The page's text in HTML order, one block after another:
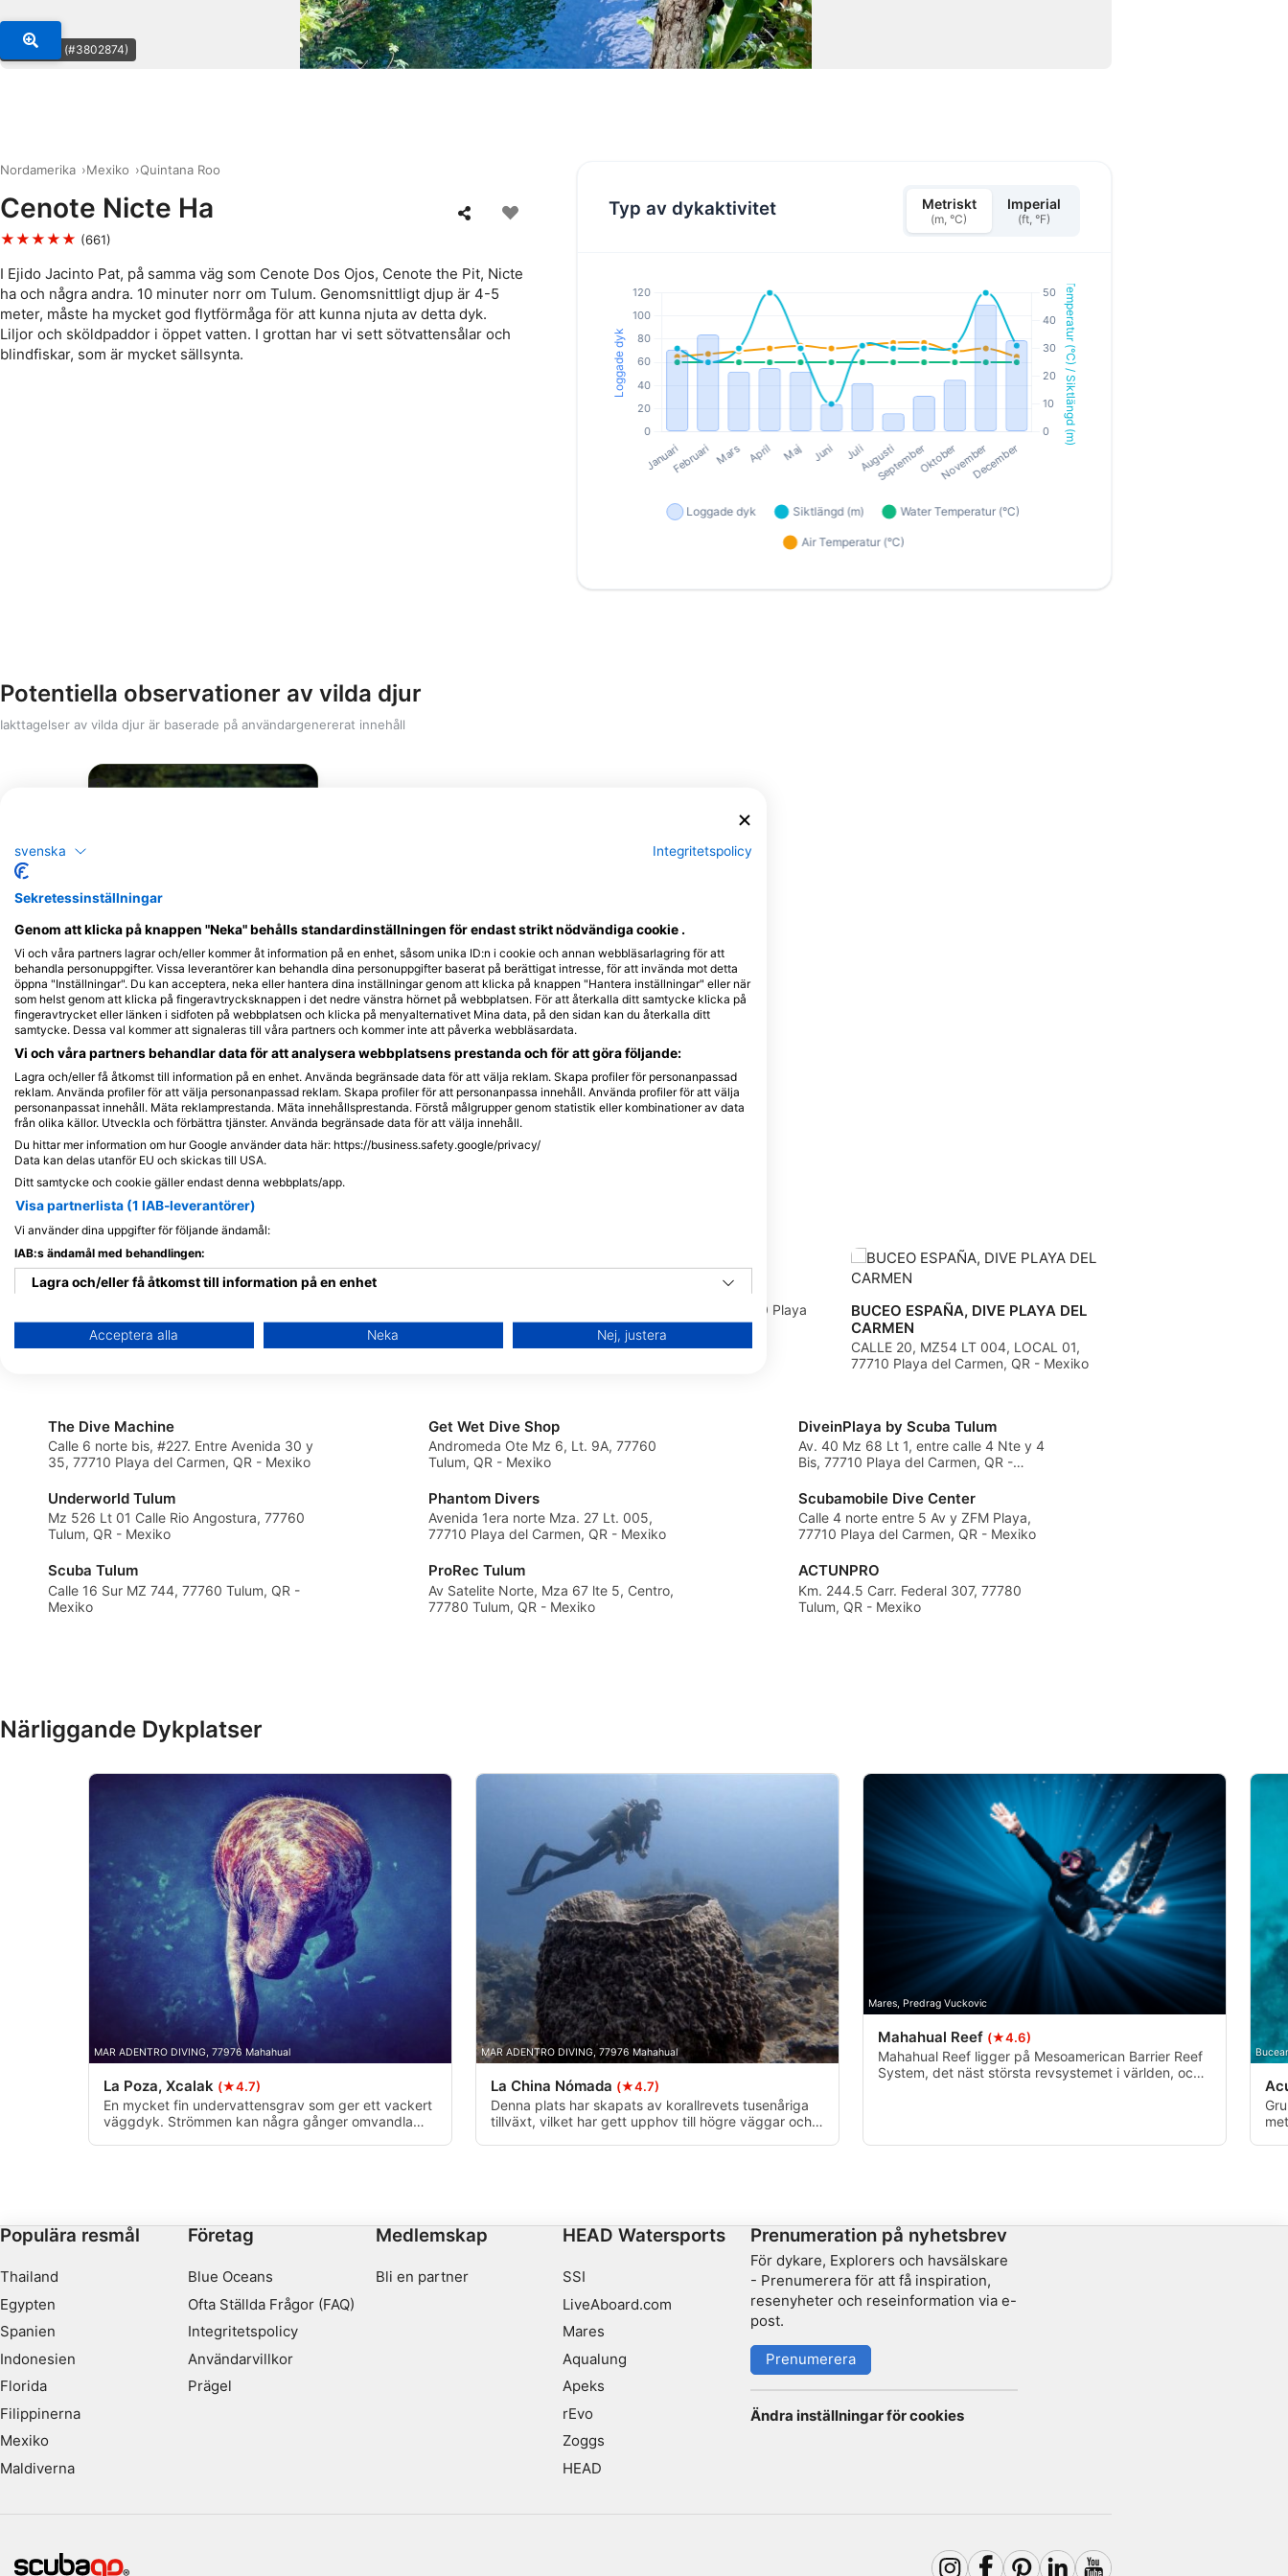
© Alma S. (#3802874)
Nordamerika Mexiko Quintana Roo
Cenote Nicte Ha
★★★★★ (661)
I Ejido Jacinto Pat, på samma väg som Cenote Dos Ojos, Cenote the Pit, Nicte
ha och några andra. 10 minuter norr om Tulum. Genomsnittligt djup är 4-5
meter, måste ha mycket god flytförmåga för att kunna njuta av detta dyk.
Liljor och sköldpaddor i öppet vatten. I grottan har vi sett sötvattensålar och
blindfiskar, som är mycket sällsynta.
Typ av dykaktivitet Metriskt
(m, °C)
Imperial
(ft, °F)
Potentiella observationer av vilda djur
Iakttagelser av vilda djur är baserade på användargenererat innehåll
Havskatt (Anarhichas
lupus)
5Observationer
J F M A M J J A S O N D
Dykcenter som serverar denna dykplats
DIVE 48
Playa del Carmen, QR - Mexiko
A.C.Divers
77720 Playa del Carmen, QR - Mexiko
Be Diving, Bedivingmxmx
Calle 1 Sur Entre 25 y 30, 77710 Playa
del Carmen, QR - Mexiko
BUCEO ESPAÑA, DIVE PLAYA DEL
CARMEN
CALLE 20, MZ54 LT 004, LOCAL 01,
77710 Playa del Carmen, QR - Mexiko
The Dive Machine
Calle 6 norte bis, #227. Entre Avenida 30 y
35, 77710 Playa del Carmen, QR - Mexiko
Underworld Tulum
Mz 526 Lt 01 Calle Rio Angostura, 77760
Tulum, QR - Mexiko
Scuba Tulum
Calle 16 Sur MZ 744, 77760 Tulum, QR -
Mexiko
Get Wet Dive Shop
Andromeda Ote Mz 6, Lt. 9A, 77760
Tulum, QR - Mexiko
Phantom Divers
Avenida 1era norte Mza. 27 Lt. 005,
77710 Playa del Carmen, QR - Mexiko
ProRec Tulum
Av Satelite Norte, Mza 67 lte 5, Centro,
77780 Tulum, QR - Mexiko
DiveinPlaya by Scuba Tulum
Av. 40 Mz 68 Lt 1, entre calle 4 Nte y 4
Bis, 77710 Playa del Carmen, QR -
Scubamobile Dive Center
Calle 4 norte entre 5 Av y ZFM Playa,
77710 Playa del Carmen, QR - Mexiko
ACTUNPRO
Km. 244.5 Carr. Federal 307, 77780
Tulum, QR - Mexiko
Närliggande Dykplatser
MAR ADENTRO DIVING, 77976 Mahahual
La Poza, Xcalak (★4.7)
En mycket fin undervattensgrav som ger ett vackert
väggdyk. Strömmen kan några gånger omvandla
MAR ADENTRO DIVING, 77976 Mahahual
La China Nómada (★4.7)
Denna plats har skapats av korallrevets tusenåriga
tillväxt, vilket har gett upphov till högre väggar och
Mares, Predrag Vuckovic
Mahahual Reef (★4.6)
Mahahual Reef ligger på Mesoamerican Barrier Reef
System, det näst största revsystemet i världen, och
Populära resmål
Thailand
Egypten
Spanien
Indonesien
Florida
Filippinerna
Mexiko
Maldiverna
Företag
Blue Oceans
Ofta Ställda Frågor (FAQ)
Integritetspolicy
Användarvillkor
Prägel
Medlemskap
Bli en partner
HEAD Watersports
SSI
LiveAboard.com
Mares
Aqualung
Apeks
rEvo
Zoggs
HEAD
Prenumeration på nyhetsbrev
För dykare, Explorers och havsälskare
- Prenumerera för att få inspiration,
resenyheter och reseinformation via e-
post.
Prenumerera
Ändra inställningar för cookies
svenska Integritetspolicy
Sekretessinställningar
Genom att klicka på knappen "Neka" behålls standardinställningen för endast strikt nödvändiga cookie .
Vi och våra partners lagrar och/eller kommer åt information på en enhet, såsom unika ID:n i cookie och annan webbläsarlagring för att
behandla personuppgifter. Vissa leverantörer kan behandla dina personuppgifter baserat på berättigat intresse, för att invända mot detta
öppna "Inställningar". Du kan acceptera, neka eller hantera dina inställningar genom att klicka på knappen "Hantera inställningar" eller när
som helst genom att klicka på fingeravtrycksknappen i det nedre vänstra hörnet på webbplatsen. För att återkalla ditt samtycke klicka på
fingeravtrycket eller länken i sidfoten på webbplatsen och klicka på menyalternativet Mina data, på den sidan kan du återkalla ditt
samtycke. Dessa val kommer att signaleras till våra partners och kommer inte att påverka webbläsardata.
Vi och våra partners behandlar data för att analysera webbplatsens prestanda och för att göra följande:
Lagra och/eller få åtkomst till information på en enhet. Använda begränsade data för att välja reklam. Skapa profiler för personanpassad
reklam. Använda profiler för att välja personanpassad reklam. Skapa profiler för att personanpassa innehåll. Använda profiler för att välja
personanpassat innehåll. Mäta reklamprestanda. Mäta innehållsprestanda. Förstå målgrupper genom statistik eller kombinationer av data
från olika källor. Utveckla och förbättra tjänster. Använda begränsade data för att välja innehåll.
Du hittar mer information om hur Google använder data här: https://business.safety.google/privacy/
Data kan delas utanför EU och skickas till USA.
Ditt samtycke och cookie gäller endast denna webbplats/app.
Visa partnerlista (1 IAB-leverantörer)
Vi använder dina uppgifter för följande ändamål:
IAB:s ändamål med behandlingen:
Lagra och/eller få åtkomst till information på en enhet
Använda begränsade data för att välja reklam
Skapa profiler för att personaliserad innehåll
Mäta reklamprestanda
Förstå målgrupper genom statistik eller kombinationer av data från olika källor
Använda exakta uppgifter om geografisk positionering
Identifiera enheter baserat på information som aktivt begärs
Reklam / marknadsföring
Acceptera alla Neka Nej, justera